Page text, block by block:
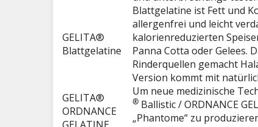
GELITA®
Blattgelatine
Blattgelatine ist Fett und
allergenfrei und leicht
kalorienreduzierten
Panna Cotta oder Gelees.
Rinderquellen gemacht
Version kommt mit
GELITA®
ORDNANCE
Um neue medizinische
® Ballistic / ORDNANCE
„Phantome“ zu